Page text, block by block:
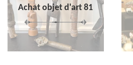
Achat objet d'art 81